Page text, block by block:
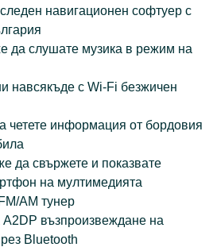
навигационен софтуер с
да слушате музика в режим на
навсякъде с Wi-Fi безжичен
четете информация от бордовия
да свържете и показвате
на мултимедията
AM тунер
възпроизвеждане на
Bluetooth